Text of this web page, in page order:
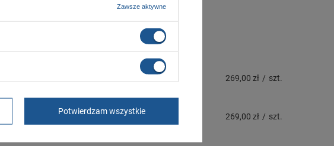
269,00 zł / szt.
269,00 zł / szt.
Zawsze aktywne
Potwierdzam wszystkie